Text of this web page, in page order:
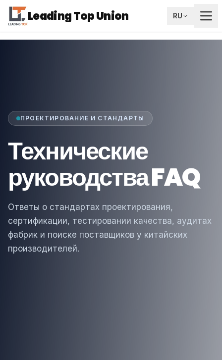
Leading Top Union RU
ПРОЕКТИРОВАНИЕ И СТАНДАРТЫ
Технические
руководства FAQ
Ответы о стандартах проектирования,
сертификации, тестировании качества, аудитах
фабрик и поиске поставщиков у китайских
производителей.